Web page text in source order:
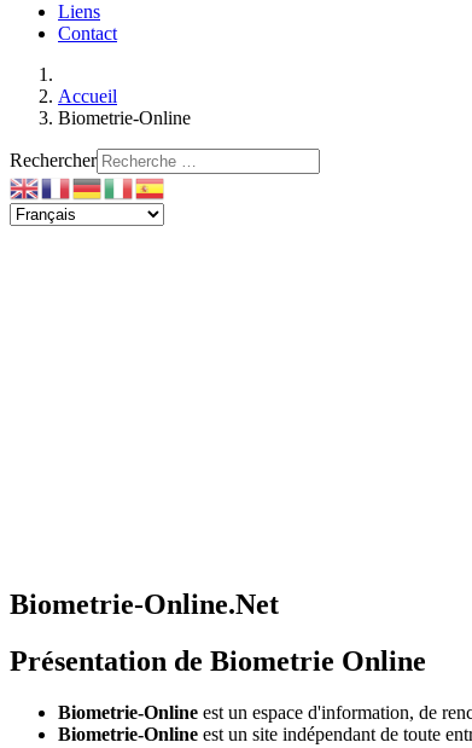
Liens
Contact
Accueil
Biometrie-Online
Rechercher
Biometrie-Online.Net
Présentation de Biometrie Online
Biometrie-Online est un espace d'information, de
Biometrie-Online est un site indépendant de toute